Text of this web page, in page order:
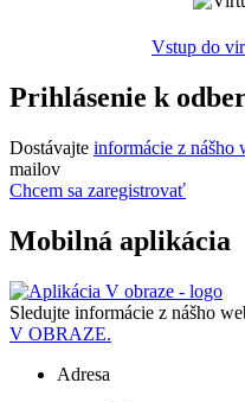
Vstup do
Prihlásenie k
Dostávajte informácie z nášho
mailov
Chcem sa zaregistrovať
Mobilná aplikácia
Sledujte informácie z nášho
V OBRAZE.
Adresa